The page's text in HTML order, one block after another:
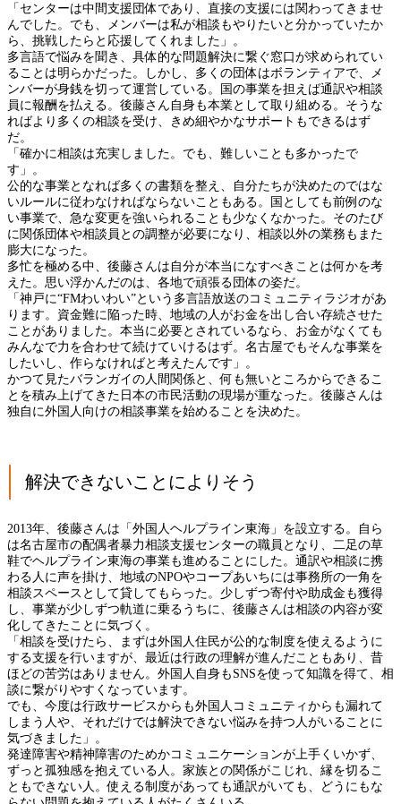
「センターは中間支援団体であり、直接の支援には関わってきませ
んでした。でも、メンバーは私が相談もやりたいと分かっていたか
ら、挑戦したらと応援してくれました」。
多言語で悩みを聞き、具体的な問題解決に繋ぐ窓口が求められてい
ることは明らかだった。しかし、多くの団体はボランティアで、メ
ンバーが身銭を切って運営している。国の事業を担えば通訳や相談
員に報酬を払える。後藤さん自身も本業として取り組める。そうな
ればより多くの相談を受け、きめ細やかなサポートもできるはず
だ。
「確かに相談は充実しました。でも、難しいことも多かったで
す」。
公的な事業となれば多くの書類を整え、自分たちが決めたのではな
いルールに従わなければならないこともある。国としても前例のな
い事業で、急な変更を強いられることも少なくなかった。そのたび
に関係団体や相談員との調整が必要になり、相談以外の業務もまた
膨大になった。
多忙を極める中、後藤さんは自分が本当になすべきことは何かを考
えた。思い浮かんだのは、各地で頑張る団体の姿だ。
「神戸に“FMわいわい”という多言語放送のコミュニティラジオがあ
ります。資金難に陥った時、地域の人がお金を出し合い存続させた
ことがありました。本当に必要とされているなら、お金がなくても
みんなで力を合わせて続けていけるはず。名古屋でもそんな事業を
したいし、作らなければと考えたんです」。
かつて見たバランガイの人間関係と、何も無いところからできるこ
とを積み上げてきた日本の市民活動の現場が重なった。後藤さんは
独自に外国人向けの相談事業を始めることを決めた。
解決できないことによりそう
2013年、後藤さんは「外国人ヘルプライン東海」を設立する。自ら
は名古屋市の配偶者暴力相談支援センターの職員となり、二足の草
鞋でヘルプライン東海の事業も進めることにした。通訳や相談に携
わる人に声を掛け、地域のNPOやコープあいちには事務所の一角を
相談スペースとして貸してもらった。少しずつ寄付や助成金も獲得
し、事業が少しずつ軌道に乗るうちに、後藤さんは相談の内容が変
化してきたことに気づく。
「相談を受けたら、まずは外国人住民が公的な制度を使えるように
する支援を行いますが、最近は行政の理解が進んだこともあり、昔
ほどの苦労はありません。外国人自身もSNSを使って知識を得て、相
談に繋がりやすくなっています。
でも、今度は行政サービスからも外国人コミュニティからも漏れて
しまう人や、それだけでは解決できない悩みを持つ人がいることに
気づきました」。
発達障害や精神障害のためかコミュニケーションが上手くいかず、
ずっと孤独感を抱えている人。家族との関係がこじれ、縁を切るこ
ともできない人。使える制度があっても通訳がいても、どうにもな